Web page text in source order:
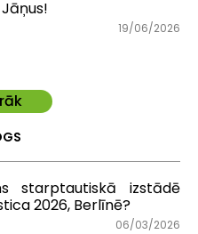
19/06/2026
starptautiskā izstādē
2026, Berlīnē?
06/03/2026